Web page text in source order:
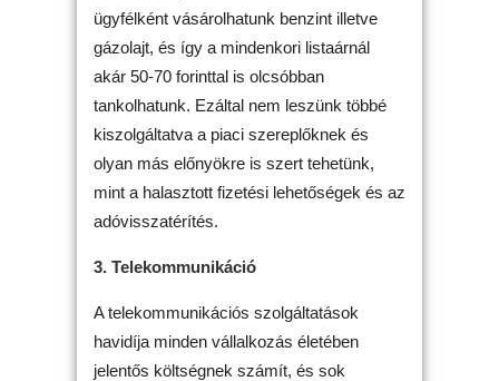
ügyfélként vásárolhatunk benzint illetve
gázolajt, és így a mindenkori listaárnál
akár 50-70 forinttal is olcsóbban
tankolhatunk. Ezáltal nem leszünk többé
kiszolgáltatva a piaci szereplőknek és
olyan más előnyökre is szert tehetünk,
mint a halasztott fizetési lehetőségek és az
adóvisszatérítés.
3. Telekommunikáció
A telekommunikációs szolgáltatások
havidíja minden vállalkozás életében
jelentős költségnek számít, és sok